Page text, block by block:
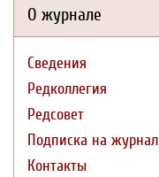
О журнале
Сведения
Редколлегия
Редсовет
Подписка на журнал
Контакты